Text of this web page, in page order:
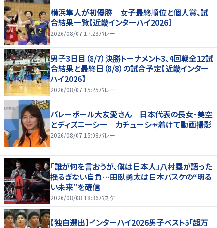
横浜隼人が初優勝 女子最終順位と個人賞、試
合結果一覧【近畿インターハイ2026】
2026/08/07 17:23バレー
男子3日目（8/7）決勝トーナメント3、4回戦全12試
合結果と最終日（8/8）の試合予定【近畿インター
ハイ2026】
2026/08/07 15:25バレー
バレーボール大友愛さん 日本代表の長女・美空
とディズニーシー カチューシャ着けて動画撮影
2026/08/07 15:08バレー
「誰が何を言おうが、僕は日本人」八村塁が語った
揺るぎない自負…田臥勇太は日本バスケの“明る
い未来”を確信
2026/08/08 18:36バスケ
【独自選出】インターハイ2026男子ベスト5「超万